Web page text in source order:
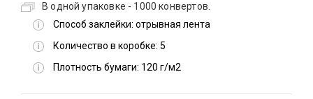
В одной упаковке - 1000 конвертов.
Способ заклейки: отрывная лента
Количество в коробке: 5
Плотность бумаги: 120 г/м2